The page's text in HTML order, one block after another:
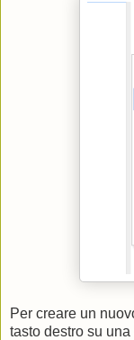
Per creare un
tasto destro su